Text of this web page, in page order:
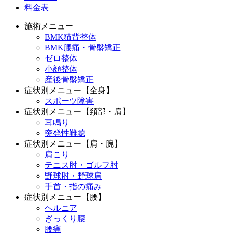
料金表
施術メニュー
BMK猫背整体
BMK腰痛・骨盤矯正
ゼロ整体
小顔整体
産後骨盤矯正
症状別メニュー【全身】
スポーツ障害
症状別メニュー【頚部・肩】
耳鳴り
突発性難聴
症状別メニュー【肩・腕】
肩こり
テニス肘・ゴルフ肘
野球肘・野球肩
手首・指の痛み
症状別メニュー【腰】
ヘルニア
ぎっくり腰
腰痛